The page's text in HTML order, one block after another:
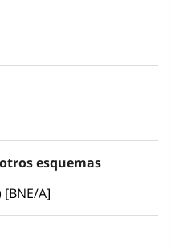
esquemas
A]